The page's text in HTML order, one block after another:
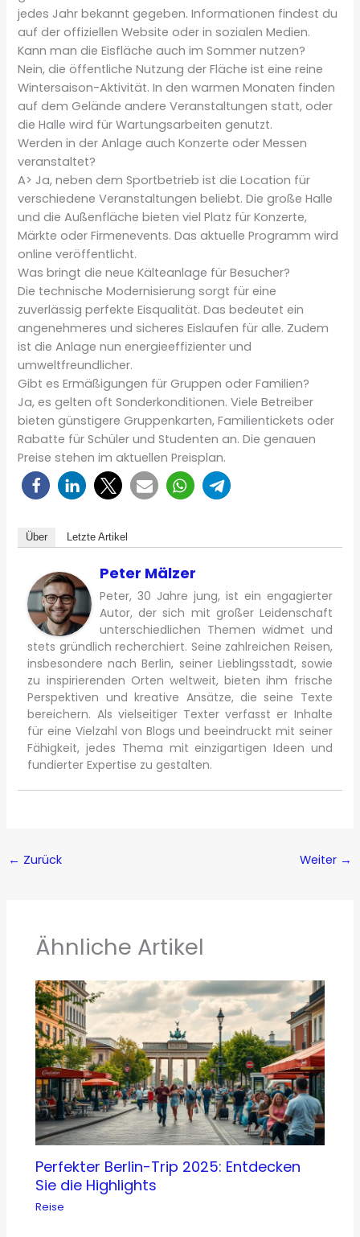
jedes Jahr bekannt gegeben. Informationen findest du
auf der offiziellen Website oder in sozialen Medien.
Kann man die Eisfläche auch im Sommer nutzen?
Nein, die öffentliche Nutzung der Fläche ist eine reine
Wintersaison-Aktivität. In den warmen Monaten finden
auf dem Gelände andere Veranstaltungen statt, oder
die Halle wird für Wartungsarbeiten genutzt.
Werden in der Anlage auch Konzerte oder Messen
veranstaltet?
A> Ja, neben dem Sportbetrieb ist die Location für
verschiedene Veranstaltungen beliebt. Die große Halle
und die Außenfläche bieten viel Platz für Konzerte,
Märkte oder Firmenevents. Das aktuelle Programm wird
online veröffentlicht.
Was bringt die neue Kälteanlage für Besucher?
Die technische Modernisierung sorgt für eine
zuverlässig perfekte Eisqualität. Das bedeutet ein
angenehmeres und sicheres Eislaufen für alle. Zudem
ist die Anlage nun energieeffizienter und
umweltfreundlicher.
Gibt es Ermäßigungen für Gruppen oder Familien?
Ja, es gelten oft Sonderkonditionen. Viele Betreiber
bieten günstigere Gruppenkarten, Familientickets oder
Rabatte für Schüler und Studenten an. Die genauen
Preise stehen im aktuellen Preisplan.
Über Letzte Artikel
Peter Mälzer
Peter, 30 Jahre jung, ist ein engagierter
Autor, der sich mit großer Leidenschaft
unterschiedlichen Themen widmet und
stets gründlich recherchiert. Seine zahlreichen Reisen,
insbesondere nach Berlin, seiner Lieblingsstadt, sowie
zu inspirierenden Orten weltweit, bieten ihm frische
Perspektiven und kreative Ansätze, die seine Texte
bereichern. Als vielseitiger Texter verfasst er Inhalte
für eine Vielzahl von Blogs und beeindruckt mit seiner
Fähigkeit, jedes Thema mit einzigartigen Ideen und
fundierter Expertise zu gestalten.
← Zurück Weiter →
Ähnliche Artikel
Perfekter Berlin-Trip 2025: Entdecken
Sie die Highlights
Reise